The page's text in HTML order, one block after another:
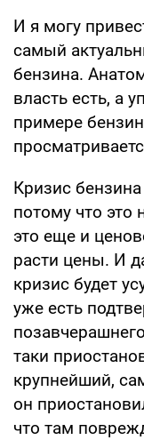
И я могу
самый
бензина.
власть есть, а
примере
Кризис
потому что это
это еще и
расти цены. И
кризис будет
уже есть
таки
крупнейший,
он
что там